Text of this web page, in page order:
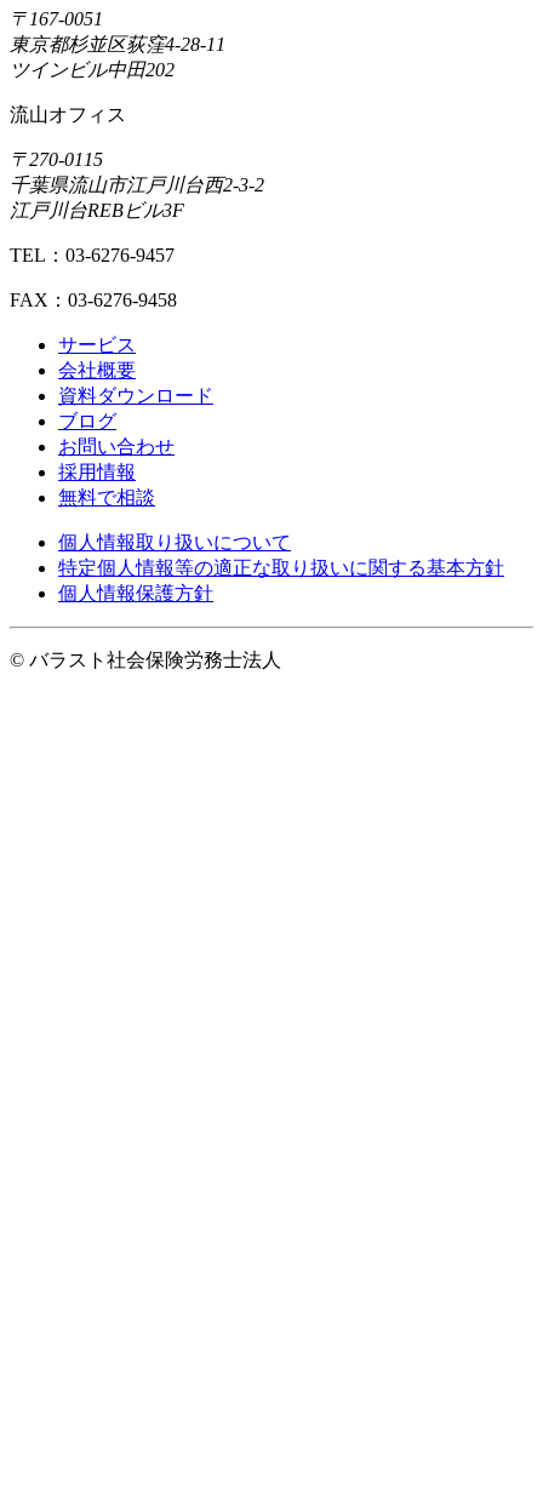
〒167-0051
東京都杉並区荻窪4-28-11
ツインビル中田202
流山オフィス
〒270-0115
千葉県流山市江戸川台西2-3-2
江戸川台REBビル3F
TEL：03-6276-9457
FAX：03-6276-9458
サービス
会社概要
資料ダウンロード
ブログ
お問い合わせ
採用情報
無料で相談
個人情報取り扱いについて
特定個人情報等の適正な取り扱いに関する基本方針
個人情報保護方針
© バラスト社会保険労務士法人